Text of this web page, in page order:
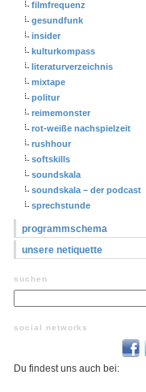
filmfrequenz
gesundfunk
insider
kulturkompass
literaturverzeichnis
mixtape
politur
reimemonster
rot-weiße nachspielzeit
rushhour
softskills
soundskala
soundskala – der podcast
sprechstunde
programmschema
unsere netiquette
suchen
social networks
Du findest uns auch bei: